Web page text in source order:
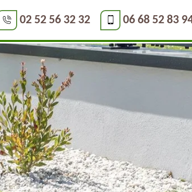
02 52 56 32 32 06 68 52 83